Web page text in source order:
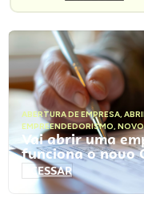
ABERTURA DE EMPRESA,
EMPREENDEDORISMO,
Vai abrir uma
funciona o novo
ACESSAR